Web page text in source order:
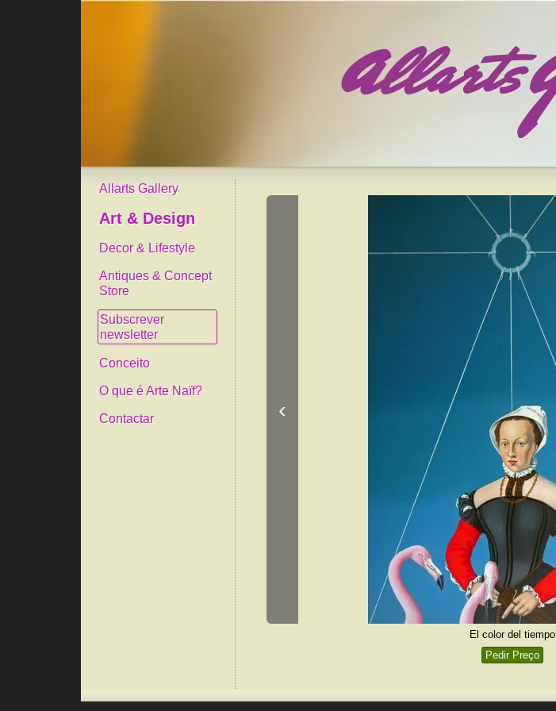
Allarts Gallery
Art & Design
Decor & Lifestyle
Antiques & Concept
Store
Subscrever
newsletter
Conceito
O que é Arte Naïf?
Contactar ‹
El color del tiempo
Pedir Preço